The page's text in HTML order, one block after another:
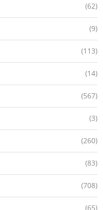
(62)
(9)
(113)
(14)
(567)
(3)
(260)
(83)
(708)
(65)